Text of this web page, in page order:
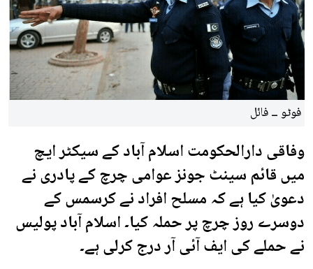
فوٹو ــ فائل
وفاقی دارالحکومت اسلام آباد کے سیکٹر ایچ
میں قائم سینٹ جونز عوامی چرچ کے پادری نے
دعویٰ کیا ہے کہ مسلح افراد نے کرسمس کے
دوسرے روز چرچ پر حملہ کیا۔ اسلام آباد پولیس
نے حملے کی ایف آئی آر درج کرلی ہے۔